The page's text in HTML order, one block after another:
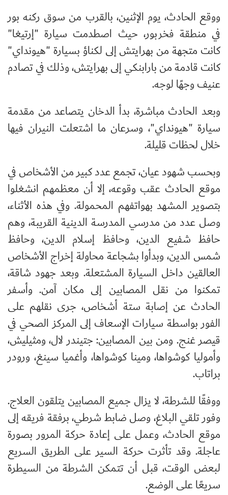
ووقع الحادث، يوم الإثنين، بالقرب من سوق ركنه بور
في منطقة فخربور، حيث اصطدمت سيارة "إرتيغا"
كانت متجهة من بهرايتش إلى لكناؤ بسيارة "هيونداي"
كانت قادمة من بارابنكي إلى بهرايتش، وذلك في تصادم
عنيف وجهًا لوجه.
وبعد الحادث مباشرة، بدأ الدخان يتصاعد من مقدمة
سيارة "هيونداي"، وسرعان ما اشتعلت النيران فيها
خلال لحظات قليلة.
وبحسب شهود عيان، تجمع عدد كبير من الأشخاص في
موقع الحادث عقب وقوعه، إلا أن معظمهم انشغلوا
بتصوير المشهد بهواتفهم المحمولة. وفي هذه الأثناء،
وصل عدد من مدرسي المدرسة الدينية القريبة، وهم
حافظ شفيع الدين، وحافظ إسلام الدين، وحافظ
شمس الدين، وبدأوا بشجاعة محاولة إخراج الأشخاص
العالقين داخل السيارة المشتعلة. وبعد جهود شاقة،
تمكنوا من نقل المصابين إلى مكان آمن. وأسفر
الحادث عن إصابة ستة أشخاص، جرى نقلهم على
الفور بواسطة سيارات الإسعاف إلى المركز الصحي في
قيصر غنج. ومن بين المصابين: جتيندر لال، ومثيليش،
وأموليا كوشواها، ومينا كوشواها، وأغميا سينغ، ورودر
براتاب.
ووفقًا للشرطة، لا يزال جميع المصابين يتلقون العلاج.
وفور تلقي البلاغ، وصل ضابط شرطي، برفقة فريقه إلى
موقع الحادث، وعمل على إعادة حركة المرور بصورة
عاجلة. وقد تأثرت حركة السير على الطريق السريع
لبعض الوقت، قبل أن تتمكن الشرطة من السيطرة
سريعًا على الوضع.